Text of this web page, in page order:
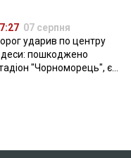
07 серпня
ударив по центру
пошкоджено
"Чорноморець", є